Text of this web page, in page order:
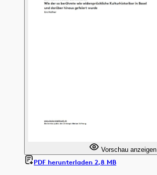
Vorschau anzeigen
PDF herunterladen 2,8 MB